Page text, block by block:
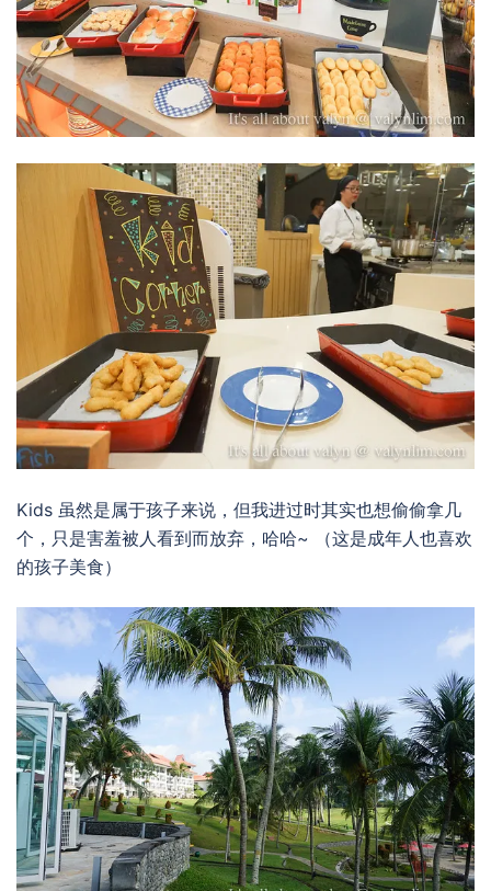
Kids 虽然是属于孩子来说，但我进过时其实也想偷偷拿几
个，只是害羞被人看到而放弃，哈哈~ （这是成年人也喜欢
的孩子美食）